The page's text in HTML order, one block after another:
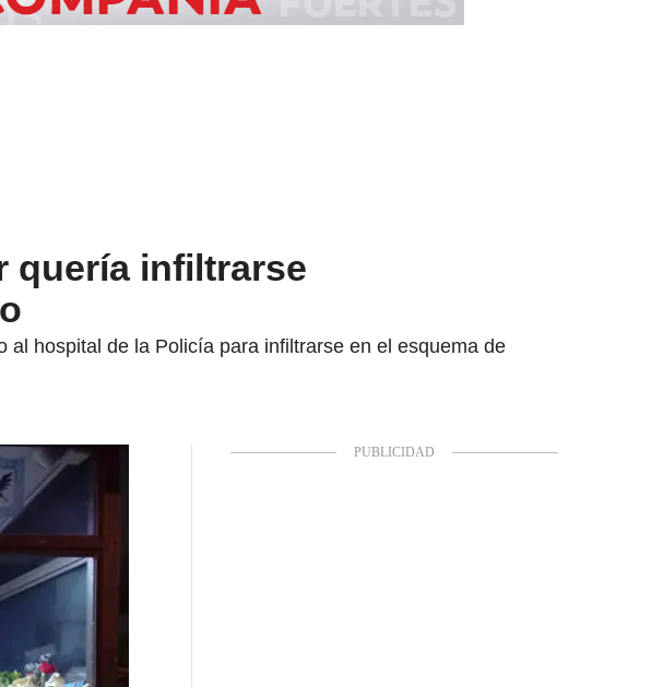
quería infiltrarse
hospital de la Policía para infiltrarse en el esquema de